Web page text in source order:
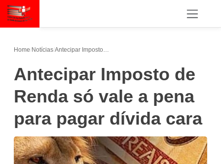
Home/Notícias/
Antecipar Imposto de
Renda só vale a pena
para pagar dívida cara